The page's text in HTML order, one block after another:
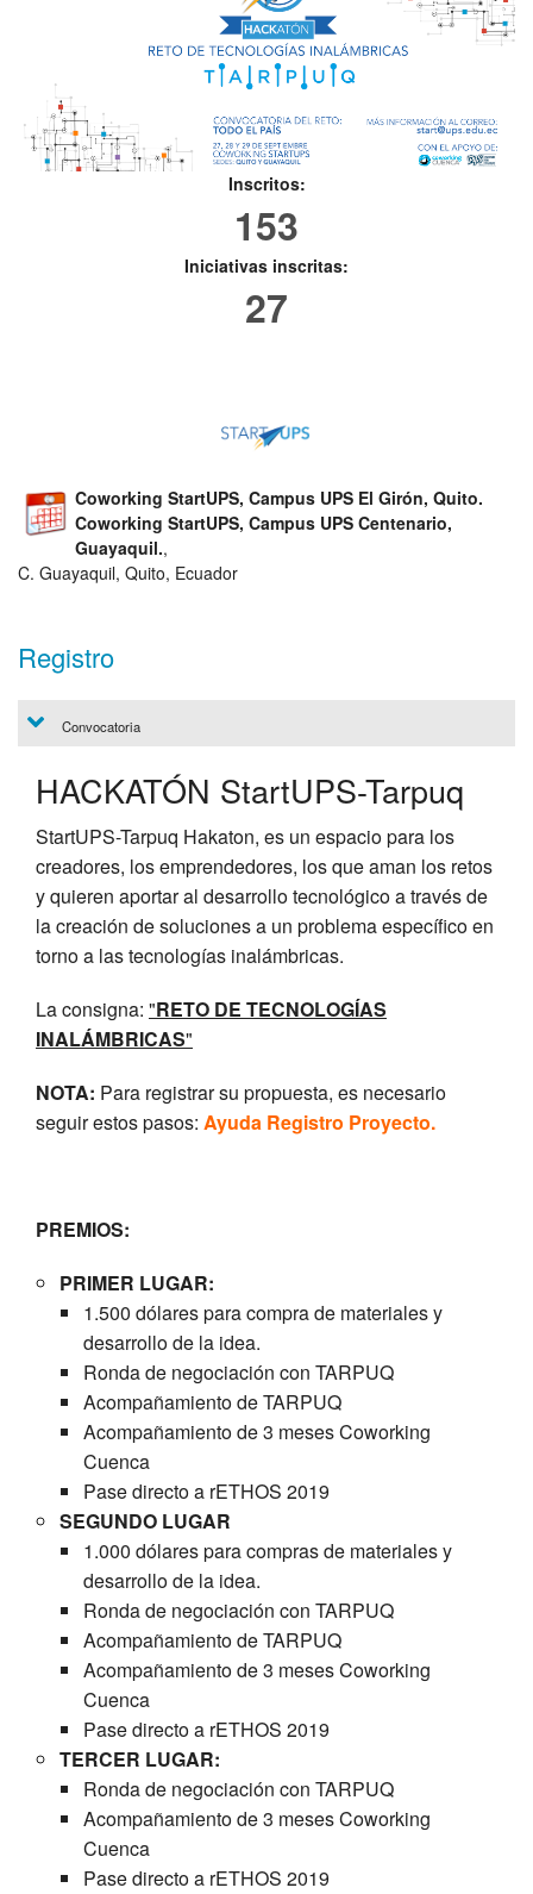
Inscritos:
153
Iniciativas inscritas:
27
Coworking StartUPS, Campus UPS El Girón, Quito.
Coworking StartUPS, Campus UPS Centenario,
Guayaquil.,
C. Guayaquil, Quito, Ecuador
Registro
Convocatoria
HACKATÓN StartUPS-Tarpuq
StartUPS-Tarpuq Hakaton, es un espacio para los
creadores, los emprendedores, los que aman los retos
y quieren aportar al desarrollo tecnológico a través de
la creación de soluciones a un problema específico en
torno a las tecnologías inalámbricas.
La consigna: "RETO DE TECNOLOGÍAS
INALÁMBRICAS"
NOTA: Para registrar su propuesta, es necesario
seguir estos pasos: Ayuda Registro Proyecto.
PREMIOS:
PRIMER LUGAR:
1.500 dólares para compra de materiales y
desarrollo de la idea.
Ronda de negociación con TARPUQ
Acompañamiento de TARPUQ
Acompañamiento de 3 meses Coworking
Cuenca
Pase directo a rETHOS 2019
SEGUNDO LUGAR
1.000 dólares para compras de materiales y
desarrollo de la idea.
Ronda de negociación con TARPUQ
Acompañamiento de TARPUQ
Acompañamiento de 3 meses Coworking
Cuenca
Pase directo a rETHOS 2019
TERCER LUGAR:
Ronda de negociación con TARPUQ
Acompañamiento de 3 meses Coworking
Cuenca
Pase directo a rETHOS 2019